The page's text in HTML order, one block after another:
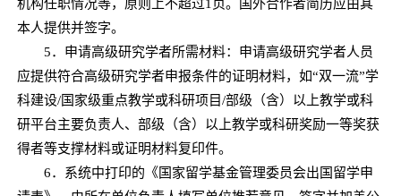
机构任职情况等，原则上不超过1页。国外合作者简历应由其
本人提供并签字。
5．申请高级研究学者所需材料：申请高级研究学者人员
应提供符合高级研究学者申报条件的证明材料，如“双一流”学
科建设/国家级重点教学或科研项目/部级（含）以上教学或科
研平台主要负责人、部级（含）以上教学或科研奖励一等奖获
得者等支撑材料或证明材料复印件。
6．系统中打印的《国家留学基金管理委员会出国留学申